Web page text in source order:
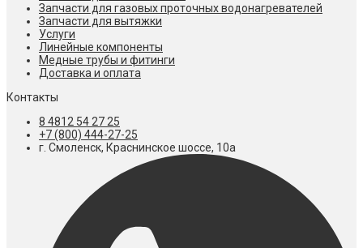
Запчасти для газовых проточных водонагревателей
Запчасти для вытяжки
Услуги
Линейные компоненты
Медные трубы и фитинги
Доставка и оплата
Контакты
8 4812 54 27 25
+7 (800) 444-27-25
г. Смоленск, Краснинское шоссе, 10а